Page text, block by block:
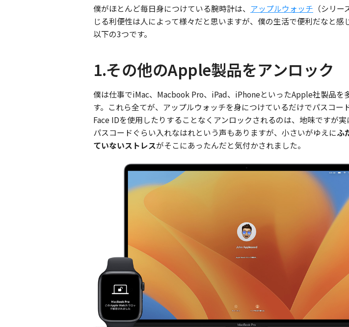
僕がほとんど毎日身につけている腕時計は、 アップルウォッチ （シリ
じる利便性は人によって様々だと思いますが、僕の生活で便利だなと感
以下の3つです。
1.その他のApple製品をアンロック
僕は仕事でiMac、Macbook Pro、iPad、iPhoneといったApple社製品を
す。これら全てが、アップルウォッチを身につけているだけでパスコー
Face IDを使用したりすることなくアンロックされるのは、地味ですが実
パスコードぐらい入れなはれという声もありますが、小さいがゆえにふ
ていないストレスがそこにあったんだと気付かされました。